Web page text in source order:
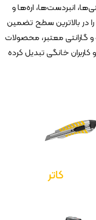
انبردست‌ها، اره‌ها و
را در بالاترین سطح تضمین
گارانتی معتبر، محصولات
خانگی تبدیل کرده
کاتر